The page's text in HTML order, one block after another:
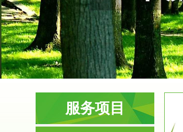
服务项目
服务范围